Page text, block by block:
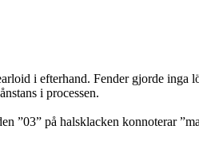
i efterhand. Fender gjorde
i processen.
”03” på halsklacken konnoterar